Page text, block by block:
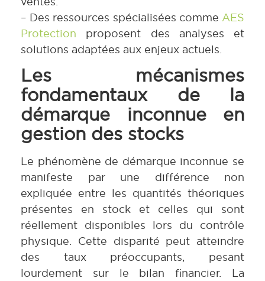
– Des ressources spécialisées comme AES
Protection proposent des analyses et
solutions adaptées aux enjeux actuels.
Les mécanismes
fondamentaux de la
démarque inconnue en
gestion des stocks
Le phénomène de démarque inconnue se
manifeste par une différence non
expliquée entre les quantités théoriques
présentes en stock et celles qui sont
réellement disponibles lors du contrôle
physique. Cette disparité peut atteindre
des taux préoccupants, pesant
lourdement sur le bilan financier. La